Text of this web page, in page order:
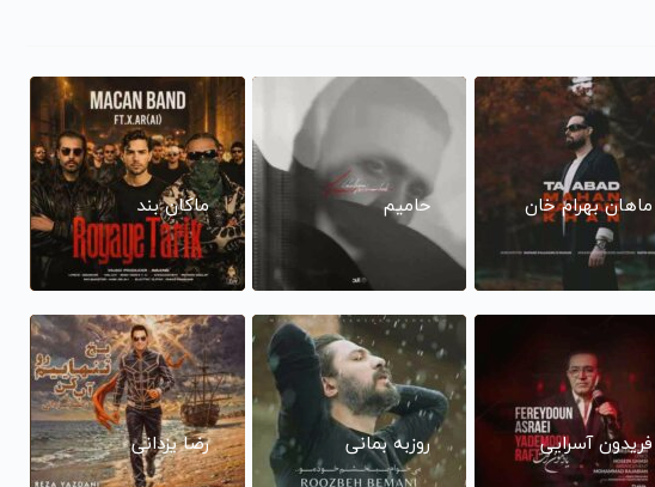
ماهان بهرام خان حامیم ماکان بند
فریدون آسرایی روزبه بمانی رضا یزدانی